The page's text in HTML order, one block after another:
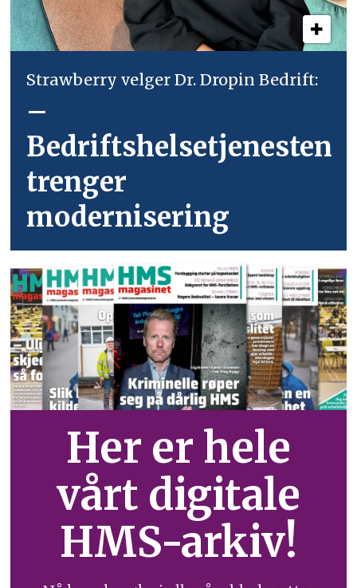
Strawberry velger Dr. Dropin Bedrift:
–
Bedriftshelsetjenesten
trenger
modernisering
Her er hele
vårt digitale
HMS-arkiv!